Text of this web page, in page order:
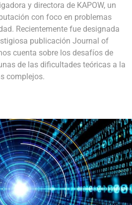
y directora de KAPOW, un
con foco en problemas
Recientemente fue designada
publicación Journal of
cuenta sobre los desafíos de
de las dificultades teóricas a la
complejos.